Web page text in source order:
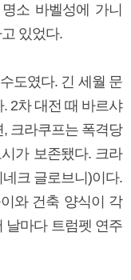
소 바벨성에 가니
있었다.
도였다. 긴 세월 문
. 2차 대전 때 바르샤
크라쿠프는 폭격당
가 보존됐다. 크라
크 글로브니)이다.
와 건축 양식이 각
날마다 트럼펫 연주